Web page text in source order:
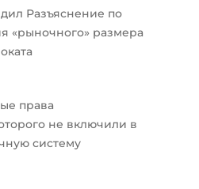
Разъяснение по
«рыночного» размера
права
не включили в
систему